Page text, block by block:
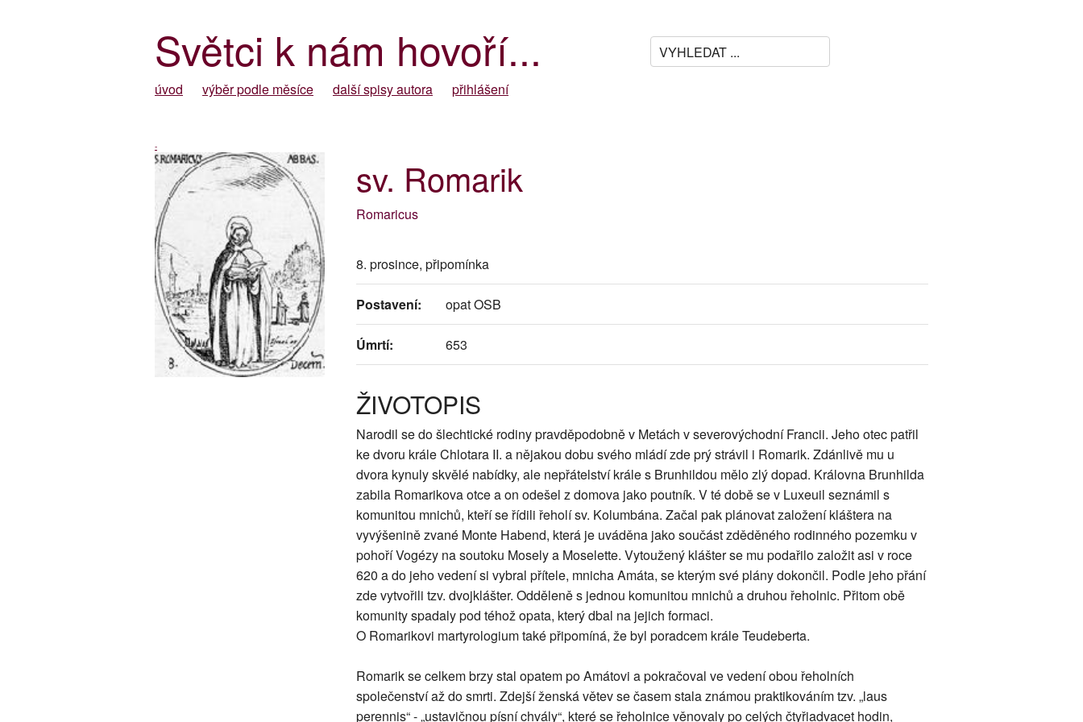
Světci k nám hovoří...
úvod výběr podle měsíce další spisy autora přihlášení
-
sv. Romarik
Romaricus
8. prosince, připomínka
Postavení: opat OSB
Úmrtí: 653
ŽIVOTOPIS
Narodil se do šlechtické rodiny pravděpodobně v Metách v severovýchodní Francii. Jeho otec patřil
ke dvoru krále Chlotara II. a nějakou dobu svého mládí zde prý strávil i Romarik. Zdánlivě mu u
dvora kynuly skvělé nabídky, ale nepřátelství krále s Brunhildou mělo zlý dopad. Královna Brunhilda
zabila Romarikova otce a on odešel z domova jako poutník. V té době se v Luxeuil seznámil s
komunitou mnichů, kteří se řídili řeholí sv. Kolumbána. Začal pak plánovat založení kláštera na
vyvýšenině zvané Monte Habend, která je uváděna jako součást zděděného rodinného pozemku v
pohoří Vogézy na soutoku Mosely a Moselette. Vytoužený klášter se mu podařilo založit asi v roce
620 a do jeho vedení si vybral přítele, mnicha Amáta, se kterým své plány dokončil. Podle jeho přání
zde vytvořili tzv. dvojklášter. Odděleně s jednou komunitou mnichů a druhou řeholnic. Přitom obě
komunity spadaly pod téhož opata, který dbal na jejich formaci.
O Romarikovi martyrologium také připomíná, že byl poradcem krále Teudeberta.
Romarik se celkem brzy stal opatem po Amátovi a pokračoval ve vedení obou řeholních
společenství až do smrti. Zdejší ženská větev se časem stala známou praktikováním tzv. „laus
perennis“ - „ustavičnou písní chvály“, které se řeholnice věnovaly po celých čtyřiadvacet hodin,